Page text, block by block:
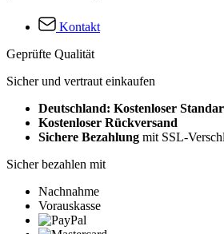
Kontakt
Geprüfte Qualität
Sicher und vertraut einkaufen
Deutschland: Kostenloser
Kostenloser Rückversand
Sichere Bezahlung mit SSL-
Sicher bezahlen mit
Nachnahme
Vorauskasse